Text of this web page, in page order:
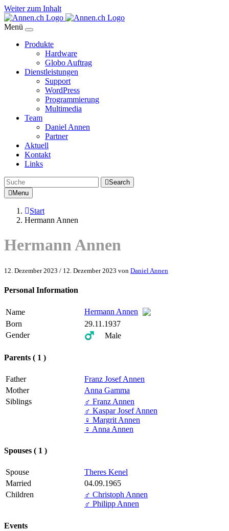
Weiter zum Inhalt
Menü
Produkte
Hardware
Globo Auftrag
Dienstleistungen
Support
WordPress
Programmierung
Multimedia
Team
Daniel Annen
Partner
Aktuell
Kontakt
Links
Search
Menu
Start
Hermann Annen
Hermann Annen
12. Dezember 2023 / 12. Dezember 2023 von Daniel Annen
Personal Information
Name
Hermann Annen
Born
29.11.1937
Gender
♂️ Male
Parents ( 1 )
Father
Franz Josef Annen
Mother
Anna Gamma
Siblings
♂️ Franz Annen
♂️ Kaspar Josef Annen
♀️ Margrit Annen
♀️ Anna Annen
Spouses ( 1 )
Spouse
Theres Kenel
Married
04.09.1965
Children
♂️ Christoph Annen
♂️ Philipp Annen
Events